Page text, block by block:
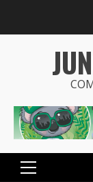
Menú